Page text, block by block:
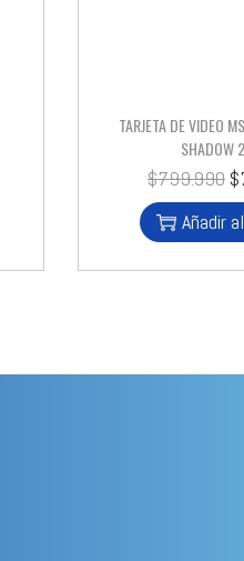
TARJETA DE VIDEO
SHADOW
$799.990 $
Añadir